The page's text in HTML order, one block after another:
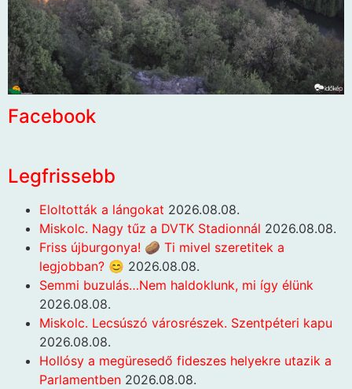
Facebook
Legfrissebb
Eloltották a lángokat 2026.08.08.
Miskolc. Nagy tűz a DVTK Stadionnál 2026.08.08.
Friss újburgonya! 🥔 Ti mivel szeretitek a
legjobban? 😊 2026.08.08.
Semmi buzulás…Nem haldoklunk, mi így élünk
2026.08.08.
Miskolc. Lecsúszó városrészek. Szentpéteri kapu
2026.08.08.
Hollósy a megüresedő fideszes helyekre utazik a
Parlamentben 2026.08.08.